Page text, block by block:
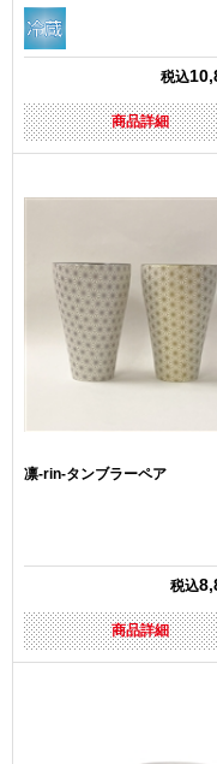
税込
商品詳細
凛‐rin-タンブラーペア
税込
商品詳細